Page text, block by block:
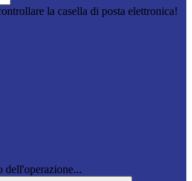
la casella di posta elettronica!
dell'operazione...